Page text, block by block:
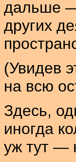
дальше —
других
(Увидев
на всю
Здесь,
иногда
уж тут —